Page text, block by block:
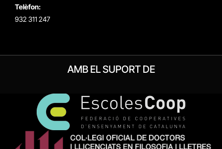
Telèfon:
932 311 247
AMB EL SUPORT DE